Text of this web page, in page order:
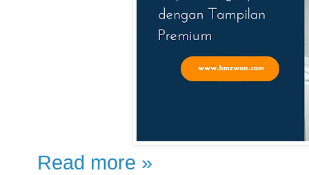
Read more »